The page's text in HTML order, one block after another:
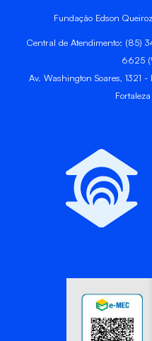
Fundação Edson
Central de Atendimento:
6625
Av. Washington Soares, 1321